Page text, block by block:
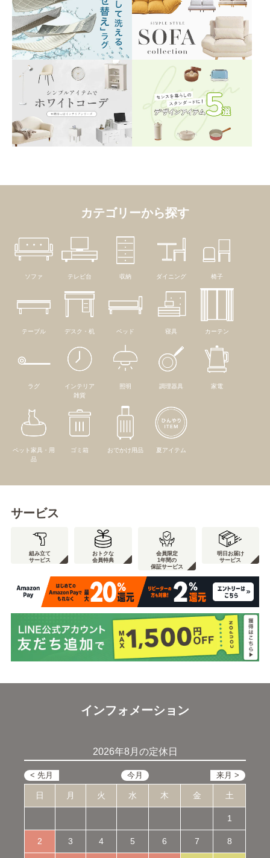
カテゴリーから探す
ソファ テレビ台 収納 ダイニング 椅子
テーブル デスク・机 ベッド 寝具 カーテン
ラグ
インテリア
雑貨
照明 調理器具 家電
ペット家具・用
品
ゴミ箱 おでかけ用品 夏アイテム
サービス
組み立て
サービス
おトクな
会員特典
会員限定
1年間の
保証サービス
明日お届け
サービス
インフォメーション
2026年8月の定休日
日 月 火 水 木 金 土
1
2 3 4 5 6 7 8